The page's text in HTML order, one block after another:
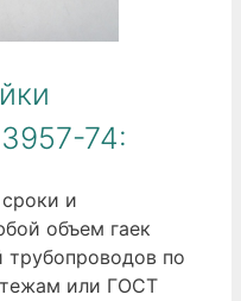
74:
и
объем гаек
трубопроводов по
или ГОСТ